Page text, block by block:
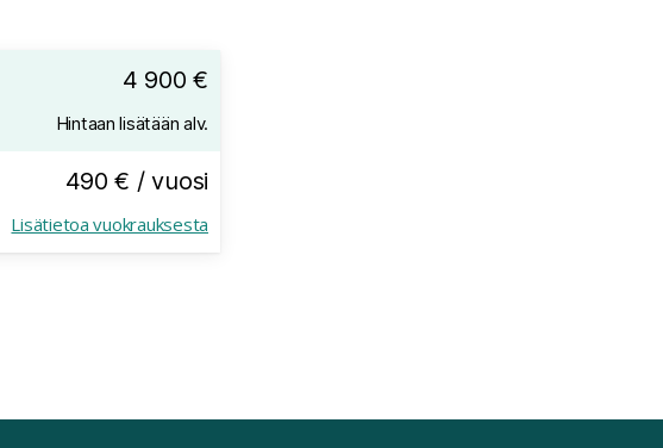
4 900 €
Hintaan lisätään alv.
490 € / vuosi
Lisätietoa vuokrauksesta